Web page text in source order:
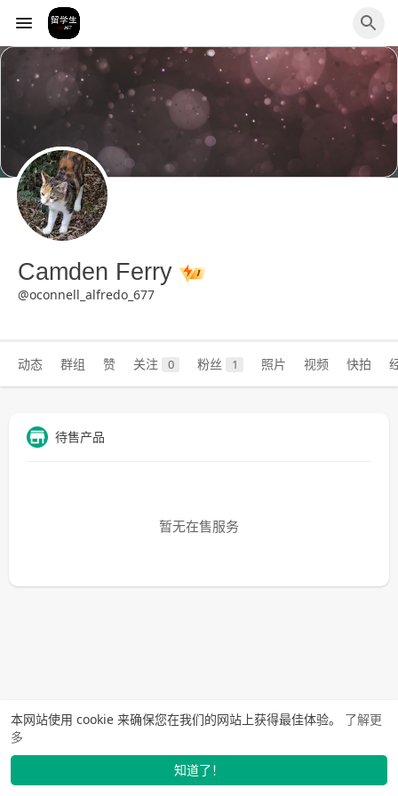
本网站使用 cookie 来确保您在我们的网站上获得最佳体验。 了解更
多
知道了！
Camden Ferry
@oconnell_alfredo_677
动态 群组 赞 关注 0 粉丝 1 照片 视频 快拍
待售产品
暂无在售服务
发布